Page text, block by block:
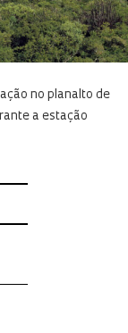
no planalto de
a estação